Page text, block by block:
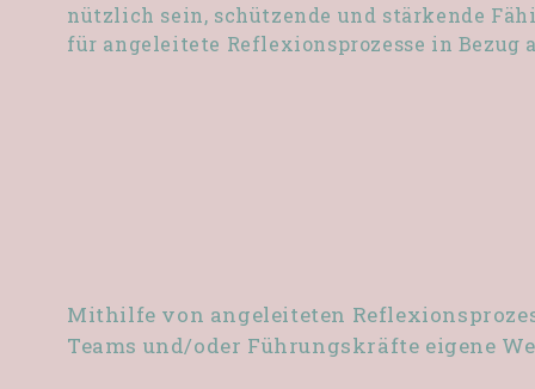
nützlich sein, schützende und stärkende
für angeleitete Reflexionsprozesse in
Mithilfe von angeleiteten
Teams und/oder Führungskräfte eigene